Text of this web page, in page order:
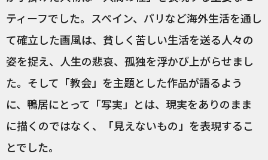
ティーフでした。スペイン、パリなど海外生活を通し
て確立した画風は、貧しく苦しい生活を送る人々の
姿を捉え、人生の悲哀、孤独を浮かび上がらせまし
た。そして「教会」を主題とした作品が語るよう
に、鴨居にとって「写実」とは、現実をありのまま
に描くのではなく、「見えないもの」を表現するこ
とでした。